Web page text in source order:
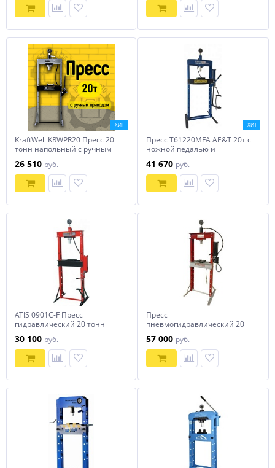
ХИТ
KraftWell KRWPR20 Пресс 20
тонн напольный с ручным
26 510 руб.
ХИТ
Пресс T61220MFA AE&T 20т с
ножной педалью и
41 670 руб.
ATIS 0901C-F Пресс
гидравлический 20 тонн
30 100 руб.
Пресс
пневмогидравлический 20
57 000 руб.